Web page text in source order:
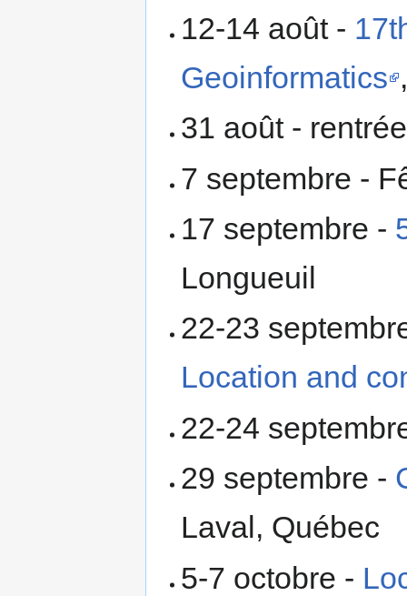
12-14 août -
Geoinformatics
31 août -
7 septembre -
17 septembre -
Longueuil
22-23
Location and
22-24
29 septembre -
Laval, Québec
5-7 octobre -